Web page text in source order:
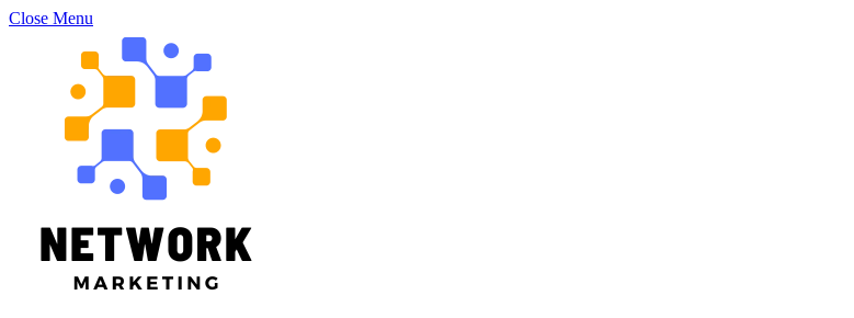
Close Menu